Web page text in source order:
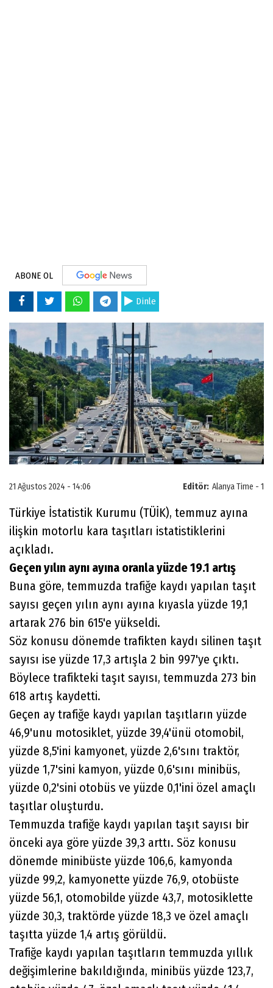
ABONE OL
Dinle
Editör: Alanya Time - 1
21 Ağustos 2024 - 14:06
Türkiye İstatistik Kurumu (TÜİK), temmuz ayına
ilişkin motorlu kara taşıtları istatistiklerini
açıkladı.
Geçen yılın aynı ayına oranla yüzde 19.1 artış
Buna göre, temmuzda trafiğe kaydı yapılan taşıt
sayısı geçen yılın aynı ayına kıyasla yüzde 19,1
artarak 276 bin 615'e yükseldi.
Söz konusu dönemde trafikten kaydı silinen taşıt
sayısı ise yüzde 17,3 artışla 2 bin 997'ye çıktı.
Böylece trafikteki taşıt sayısı, temmuzda 273 bin
618 artış kaydetti.
Geçen ay trafiğe kaydı yapılan taşıtların yüzde
46,9'unu motosiklet, yüzde 39,4'ünü otomobil,
yüzde 8,5'ini kamyonet, yüzde 2,6'sını traktör,
yüzde 1,7'sini kamyon, yüzde 0,6'sını minibüs,
yüzde 0,2'sini otobüs ve yüzde 0,1'ini özel amaçlı
taşıtlar oluşturdu.
Temmuzda trafiğe kaydı yapılan taşıt sayısı bir
önceki aya göre yüzde 39,3 arttı. Söz konusu
dönemde minibüste yüzde 106,6, kamyonda
yüzde 99,2, kamyonette yüzde 76,9, otobüste
yüzde 56,1, otomobilde yüzde 43,7, motosiklette
yüzde 30,3, traktörde yüzde 18,3 ve özel amaçlı
taşıtta yüzde 1,4 artış görüldü.
Trafiğe kaydı yapılan taşıtların temmuzda yıllık
değişimlerine bakıldığında, minibüs yüzde 123,7,